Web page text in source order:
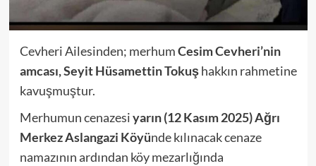
Cevheri Ailesinden; merhumCesim Cevheri’nin
amcası, Seyit Hüsamettin Tokuşhakkın rahmetine
kavuşmuştur.
Merhumun cenazesiyarın (12 Kasım 2025)Ağrı
Merkez Aslangazi Köyünde kılınacak cenaze
namazının ardından köy mezarlığında